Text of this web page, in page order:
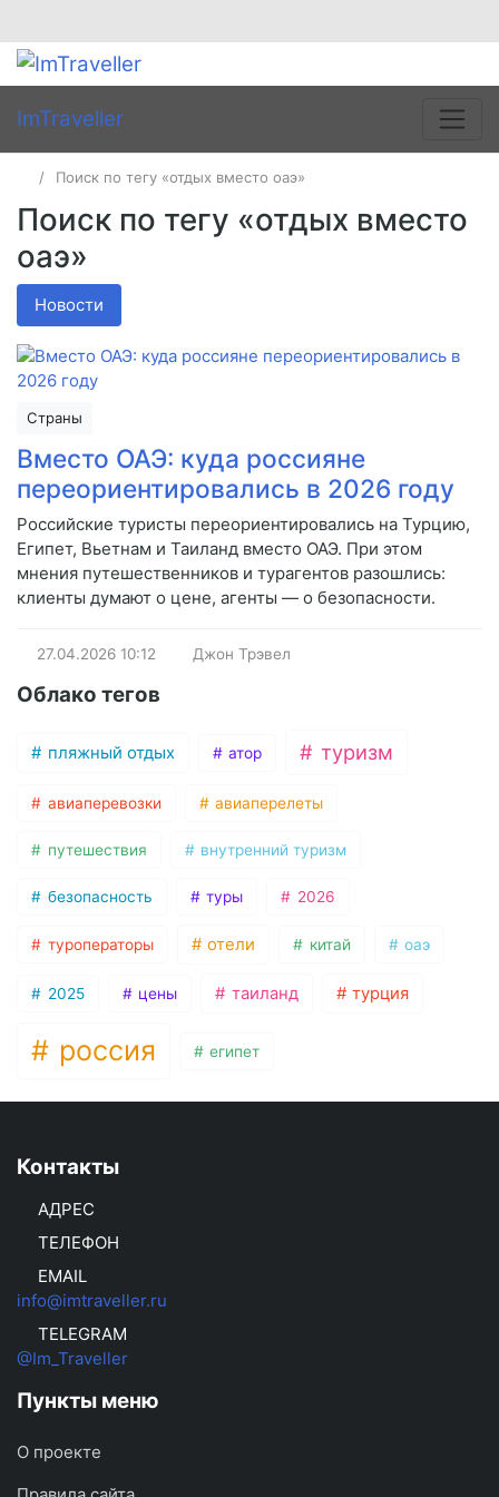
ImTraveller
Поиск по тегу «отдых вместо оаэ»
Поиск по тегу «отдых вместо
оаэ»
Новости
Страны
Вместо ОАЭ: куда россияне
переориентировались в 2026 году
Российские туристы переориентировались на Турцию,
Египет, Вьетнам и Таиланд вместо ОАЭ. При этом
мнения путешественников и турагентов разошлись:
клиенты думают о цене, агенты — о безопасности.
27.04.2026 10:12 Джон Трэвел
Облако тегов
пляжный отдых атор туризм
авиаперевозки авиаперелеты
путешествия внутренний туризм
безопасность туры 2026
туроператоры отели китай оаэ
2025 цены таиланд турция
россия египет
Контакты
АДРЕС
ТЕЛЕФОН
EMAIL
info@imtraveller.ru
TELEGRAM
@Im_Traveller
Пункты меню
О проекте